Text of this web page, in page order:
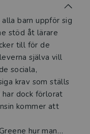
barn uppför sig
stöd åt lärare
till för de
själva vill
sociala,
krav som ställs
har dock förlorat
kommer att
hur man